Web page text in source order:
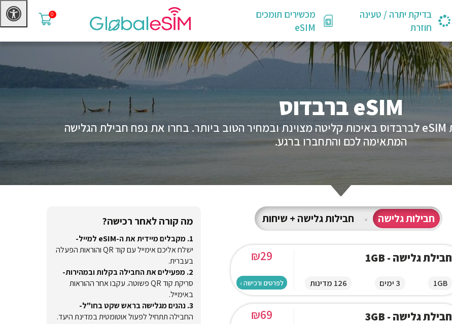
0
בדיקת יתרה / טעינה
חוזרת
מכשירים תומכים
eSIM
eSIM ברבדוס
GlobaleSIM מציעים לכם מגוון חבילות eSIM לברבדוס באיכות קליטה מצוינת ובמחיר הטוב ביותר. בחרו את נפח חבילת הגלישה
המתאימה לכם והתחברו ברגע.
חבילות גלישה • חבילות גלישה + שיחות
חבילת גלישה - 1GB
1GB 3 ימים 126 מדינות
₪29
לפרטים ורכישה ›
חבילת גלישה - 3GB ₪69
מה קורה לאחר רכישה?
1. מקבלים מיידית את ה-eSIM למייל-
ישלח אליכם אימייל עם קוד QR והוראות הפעלה
בעברית.
2. מפעילים את החבילה בקלות ובמהירות-
סריקת קוד QR פשוטה. עקבו אחר ההוראות
באימייל.
3. נהנים מגלישה בראש שקט בחו"ל-
החבילה תתחיל לפעול אוטומטית במדינת היעד.